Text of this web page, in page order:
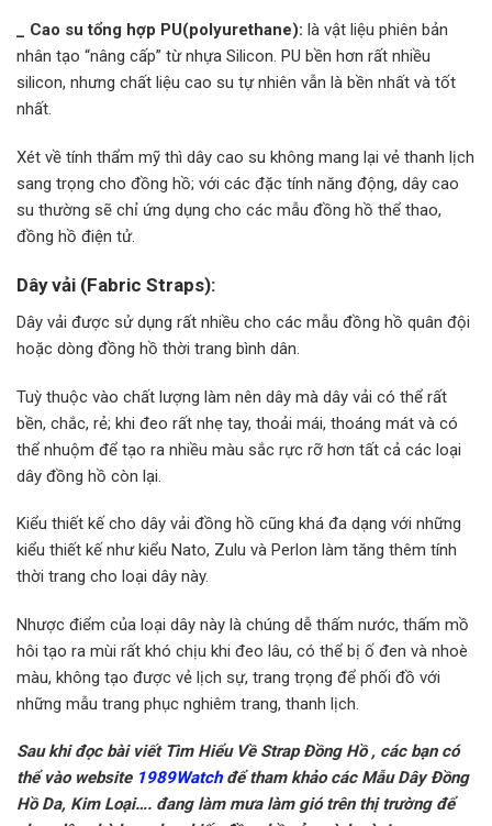
_ Cao su tổng hợp PU(polyurethane): là vật liệu phiên bản
nhân tạo “nâng cấp” từ nhựa Silicon. PU bền hơn rất nhiều
silicon, nhưng chất liệu cao su tự nhiên vẫn là bền nhất và tốt
nhất.
Xét về tính thẩm mỹ thì dây cao su không mang lại vẻ thanh lịch
sang trọng cho đồng hồ; với các đặc tính năng động, dây cao
su thường sẽ chỉ ứng dụng cho các mẫu đồng hồ thể thao,
đồng hồ điện tử.
Dây vải (Fabric Straps):
Dây vải được sử dụng rất nhiều cho các mẫu đồng hồ quân đội
hoặc dòng đồng hồ thời trang bình dân.
Tuỳ thuộc vào chất lượng làm nên dây mà dây vải có thể rất
bền, chắc, rẻ; khi đeo rất nhẹ tay, thoải mái, thoáng mát và có
thể nhuộm để tạo ra nhiều màu sắc rực rỡ hơn tất cả các loại
dây đồng hồ còn lại.
Kiểu thiết kế cho dây vải đồng hồ cũng khá đa dạng với những
kiểu thiết kế như kiểu Nato, Zulu và Perlon làm tăng thêm tính
thời trang cho loại dây này.
Nhược điểm của loại dây này là chúng dễ thấm nước, thấm mồ
hôi tạo ra mùi rất khó chịu khi đeo lâu, có thể bị ố đen và nhoè
màu, không tạo được vẻ lịch sự, trang trọng để phối đồ với
những mẫu trang phục nghiêm trang, thanh lịch.
Sau khi đọc bài viết Tìm Hiểu Về Strap Đồng Hồ , các bạn có
thể vào website 1989Watchđể tham khảo các Mẫu Dây Đồng
Hồ Da, Kim Loại…. đang làm mưa làm gió trên thị trường để